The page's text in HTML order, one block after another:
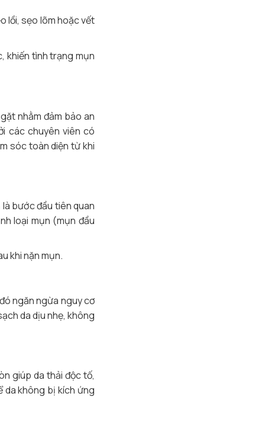
lồi, sẹo lõm hoặc vết
khiến tình trạng mụn
nhằm đảm bảo an
các chuyên viên có
sóc toàn diện từ khi
bước đầu tiên quan
loại mụn (mụn đầu
khi nặn mụn.
ngăn ngừa nguy cơ
da dịu nhẹ, không
giúp da thải độc tố,
da không bị kích ứng